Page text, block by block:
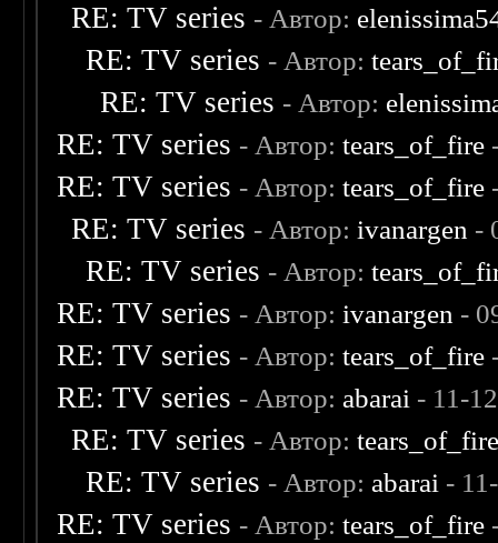
RE: TV series - Автор:
RE: TV series - Автор:
RE: TV series - Автор:
RE: TV series - Автор:tears_of_fire
RE: TV series - Автор:tears_of_fire
RE: TV series - Автор: ivanargen -
RE: TV series - Автор:
RE: TV series - Автор: ivanargen -
RE: TV series - Автор:tears_of_fire
RE: TV series - Автор: abarai - 11-
RE: TV series - Автор:
RE: TV series - Автор: abarai -
RE: TV series - Автор:tears_of_fire